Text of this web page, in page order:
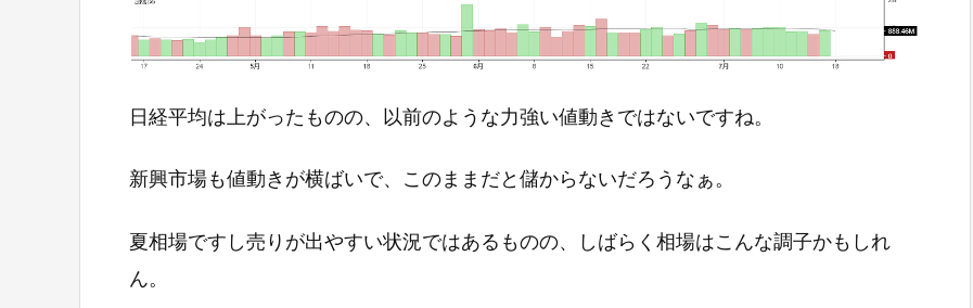
日経平均は上がったものの、以前のような力強い値動きではないですね。
新興市場も値動きが横ばいで、このままだと儲からないだろうなぁ。
夏相場ですし売りが出やすい状況ではあるものの、しばらく相場はこんな調子かもしれ
ん。